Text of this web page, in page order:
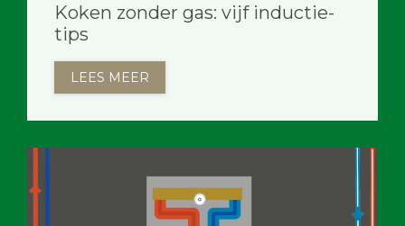
Koken zonder gas: vijf inductie-
tips
LEES MEER